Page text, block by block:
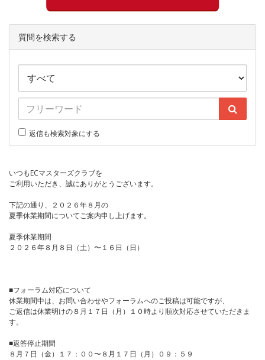
質問を検索する
返信も検索対象にする
いつもECマスターズクラブを
ご利用いただき、誠にありがとうございます。
下記の通り、２０２６年８月の
夏季休業期間についてご案内申し上げます。
夏季休業期間
２０２６年８月８日（土）〜１６日（日）
■フォーラム対応について
休業期間中は、お問い合わせやフォーラムへのご投稿は可能ですが、
ご返信は休業明けの８月１７日（月）１０時より順次対応させていただきま
す。
■返答停止期間
８月７日（金）１７：００〜８月１７日（月）０９：５９